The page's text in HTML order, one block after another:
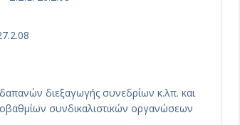
διεξαγωγής συνεδρίων κ.λπ. και
συνδικαλιστικών οργανώσεων